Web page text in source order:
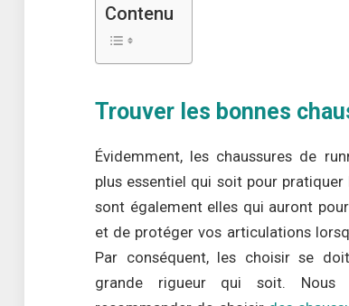
Contenu
Trouver les bonnes
Évidemment, les chaussures de
plus essentiel qui soit pour
sont également elles qui auront
et de protéger vos articulations
Par conséquent, les choisir se
grande rigueur qui soit. Nous